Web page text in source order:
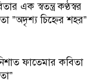
এক স্বতন্ত্র কণ্ঠস্বর
”অদৃশ্য চিহ্নের শহর”
ফাতেমার কবিতা